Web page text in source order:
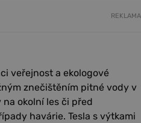
REKLAMA
veřejnost a ekologové
znečištěním pitné vody v
okolní les či před
havárie. Tesla s výtkami